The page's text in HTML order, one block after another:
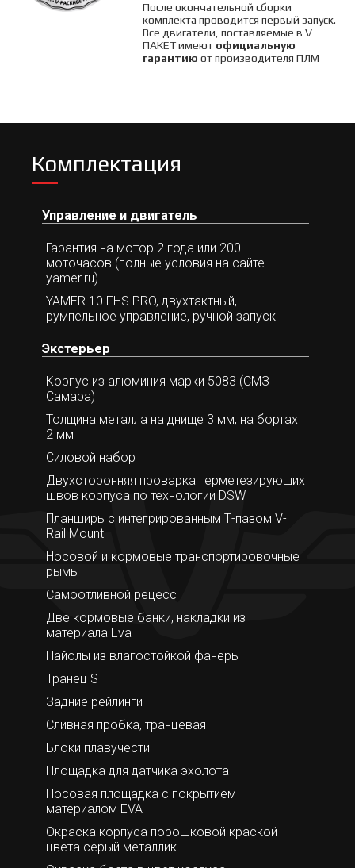
После окончательной сборки
комплекта проводится первый запуск.
Все двигатели, поставляемые в V-
ПАКЕТ имеют официальную
гарантию от производителя ПЛМ
Комплектация
Управление и двигатель
Гарантия на мотор 2 года или 200
моточасов (полные условия на сайте
yamer.ru)
YAMER 10 FHS PRO, двухтактный,
румпельное управление, ручной запуск
Экстерьер
Корпус из алюминия марки 5083 (СМЗ
Самара)
Толщина металла на днище 3 мм, на бортах
2 мм
Силовой набор
Двухсторонняя проварка герметезирующих
швов корпуса по технологии DSW
Планширь с интегрированным Т-пазом V-
Rail Mount
Носовой и кормовые транспортировочные
рымы
Самоотливной рецесс
Две кормовые банки, накладки из
материала Eva
Пайолы из влагостойкой фанеры
Транец S
Задние рейлинги
Сливная пробка, транцевая
Блоки плавучести
Площадка для датчика эхолота
Носовая площадка с покрытием
материалом EVA
Окраска корпуса порошковой краской
цвета серый металлик